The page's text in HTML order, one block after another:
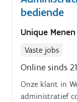
commerciële
van offertes
feilloos
staat mee in
helpt in drukke
klanten
bediende
Unique Menen
Vaste jobs
Online sinds
Onze klant in
administratief commercieel bediende. Wat zijn jouw